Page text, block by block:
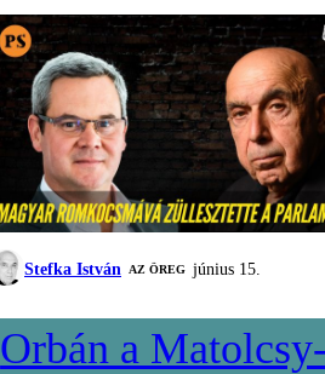
Stefka István AZ ÖREG június 15.
Orbán a